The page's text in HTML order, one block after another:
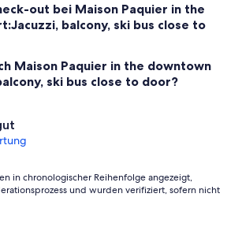
out bei Maison Paquier in the
balcony, ski bus close to
Maison Paquier in the downtown
ski bus close to door?
in chronologischer Reihenfolge angezeigt,
und wurden verifiziert, sofern nicht